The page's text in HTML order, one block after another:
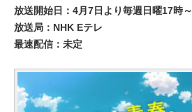
放送開始日：4月7日より毎週日曜17時～
放送局：NHK Eテレ
最速配信：未定